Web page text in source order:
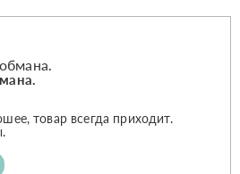
товар всегда приходит.